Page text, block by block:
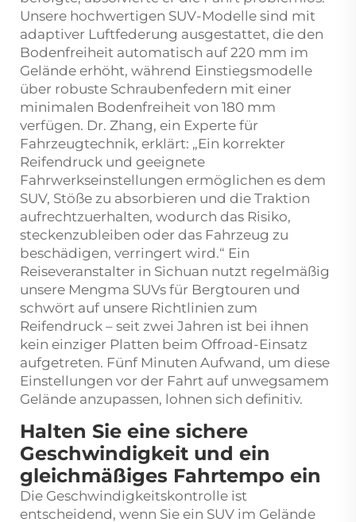
Unsere hochwertigen SUV-Modelle sind mit
adaptiver Luftfederung ausgestattet, die den
Bodenfreiheit automatisch auf 220 mm im
Gelände erhöht, während Einstiegsmodelle
über robuste Schraubenfedern mit einer
minimalen Bodenfreiheit von 180 mm
verfügen. Dr. Zhang, ein Experte für
Fahrzeugtechnik, erklärt: „Ein korrekter
Reifendruck und geeignete
Fahrwerkseinstellungen ermöglichen es dem
SUV, Stöße zu absorbieren und die Traktion
aufrechtzuerhalten, wodurch das Risiko,
steckenzubleiben oder das Fahrzeug zu
beschädigen, verringert wird.“ Ein
Reiseveranstalter in Sichuan nutzt regelmäßig
unsere Mengma SUVs für Bergtouren und
schwört auf unsere Richtlinien zum
Reifendruck – seit zwei Jahren ist bei ihnen
kein einziger Platten beim Offroad-Einsatz
aufgetreten. Fünf Minuten Aufwand, um diese
Einstellungen vor der Fahrt auf unwegsamem
Gelände anzupassen, lohnen sich definitiv.
Halten Sie eine sichere
Geschwindigkeit und ein
gleichmäßiges Fahrtempo ein
Die Geschwindigkeitskontrolle ist
entscheidend, wenn Sie ein SUV im Gelände